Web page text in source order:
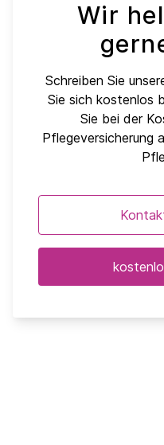
Wir
Schreiben Sie
Sie sich kostenlos
Sie bei der
Pflegeversicherung